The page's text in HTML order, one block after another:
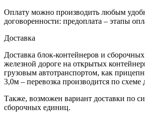
Оплату можно производить любым
договоренности: предоплата – этапы
Доставка
Доставка блок-контейнеров и
железной дороге на открытых
грузовым автотранспортом, как
3,0м – перевозка производится по
Также, возможен вариант доставки по
сборочных единиц.